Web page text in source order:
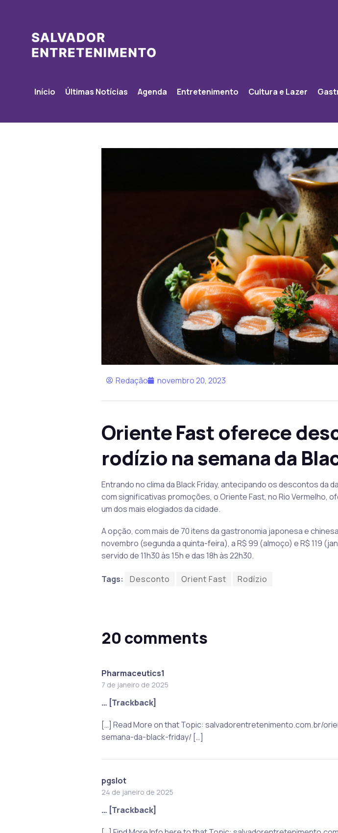
Início Últimas Notícias Agenda Entretenimento Cultura e Lazer
Redação novembro 20, 2023
Oriente Fast oferece
rodízio na semana da
Entrando no clima da Black Friday, antecipando os descontos da
com significativas promoções, o Oriente Fast, no Rio Vermelho,
um dos mais elogiados da cidade.
A opção, com mais de 70 itens da gastronomia japonesa e
novembro (segunda a quinta-feira), a R$ 99 (almoço) e R$ 119
servido de 11h30 às 15h e das 18h às 22h30.
Tags: Desconto Orient Fast Rodízio
20 comments
Pharmaceutics1
7 de janeiro de 2025
… [Trackback]
[…] Read More on that Topic: salvadorentretenimento.com.br/
semana-da-black-friday/ […]
pgslot
24 de janeiro de 2025
… [Trackback]